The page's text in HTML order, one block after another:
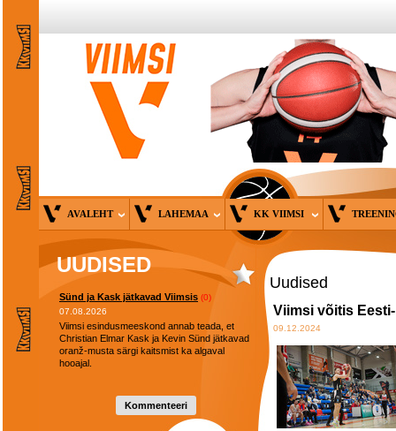
AVALEHT LAHEMAA KK VIIMSI
UUDISED
Sünd ja Kask jätkavad Viimsis (0)
07.08.2026
Viimsi esindusmeeskond annab teada, et
Christian Elmar Kask ja Kevin Sünd jätkavad
oranž-musta särgi kaitsmist ka algaval
hooajal.
Kommenteeri
Uudised
Viimsi võitis
09.12.2024